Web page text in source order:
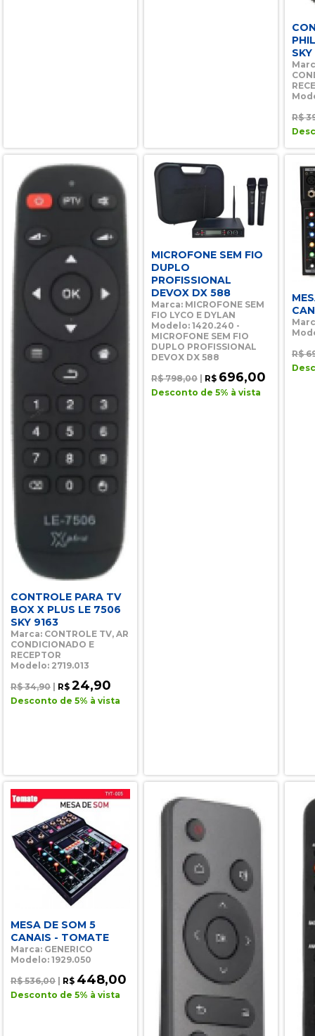
R$
CONTROLE PARA TV
BOX X PLUS LE 7506
SKY 9163
Marca: CONTROLE TV, AR
CONDICIONADO E
RECEPTOR
Modelo: 2719.013
R$ 34,90
R$ 24,90
Desconto de 5% à vista
MICROFONE SEM FIO
DUPLO
PROFISSIONAL
DEVOX DX 588
Marca: MICROFONE SEM
FIO LYCO E DYLAN
Modelo: 1420.240 -
MICROFONE SEM FIO
DUPLO PROFISSIONAL
DEVOX DX 588
R$ 798,00
R$ 696,00
Desconto de 5% à vista
R$
MESA DE SOM 5
CANAIS - TOMATE
Marca: GENERICO
Modelo: 1929.050
R$ 536,00
R$ 448,00
Desconto de 5% à vista